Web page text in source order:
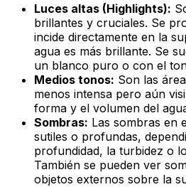
Luces altas (Highlights):
brillantes y cruciales. Se
incide directamente en la
agua es más brillante. Se
un blanco puro o con el
Medios tonos: Son las
menos intensa pero aún
forma y el volumen del
Sombras: Las sombras en
sutiles o profundas,
profundidad, la turbidez o
También se pueden ver
objetos externos sobre la